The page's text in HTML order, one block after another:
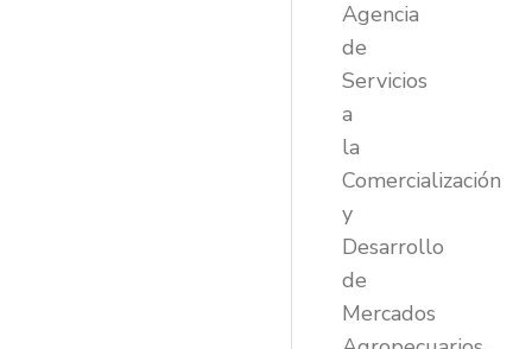
Agencia
de
Servicios
a
la
Comercialización
y
Desarrollo
de
Mercados